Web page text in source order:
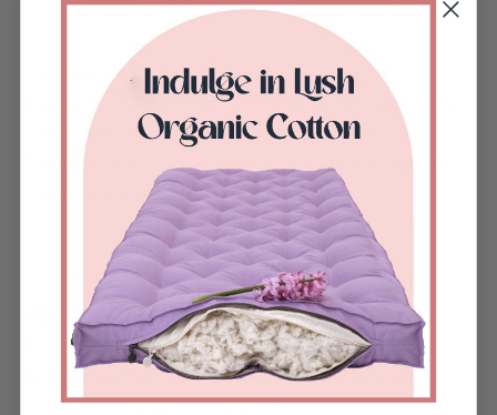
• Dyed Linen (100% Linen), (Oeko-tex certified) – 14
OMINAISUUDET
Zipper on the bottom so you can easily adjust the
cotton, add or remove cotton if necessary.
Jokaiseen puuvillatäytteiseen tuotteeseen sisältyy
ilmainen korjaussarja.
HOITO-OHJEET
Irrotettava päällinen on konepestävä
hellävaraisessa pesussa miedolla pesuaineella.
Sulje vetoketju pesua varten.